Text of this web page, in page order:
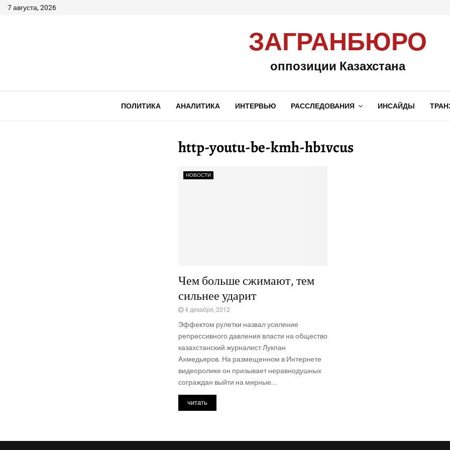
7 августа, 2026
ЗАГРАНБЮРО
оппозиции Казахстана
ПОЛИТИКА АНАЛИТИКА ИНТЕРВЬЮ РАССЛЕДОВАНИЯ ИНСАЙДЫ
http-youtu-be-kmh-hb1vcus
НОВОСТИ
Чем больше сжимают, тем
сильнее ударит
4 декабря, 2012
Эффектом рулетки назвал усиление
репрессивного давления власти на общество
казахстанский журналист Лукпан
Ахмедьяров. На размещенном в Интернете
видеоролике он призывает неравнодушных
сограждан выйти на мирные...
читать